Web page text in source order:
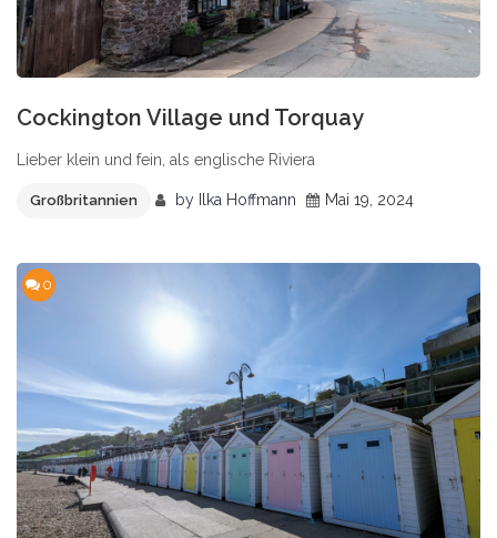
Cockington Village und Torquay
Lieber klein und fein, als englische Riviera
Großbritannien by Ilka Hoffmann Mai 19, 2024
0